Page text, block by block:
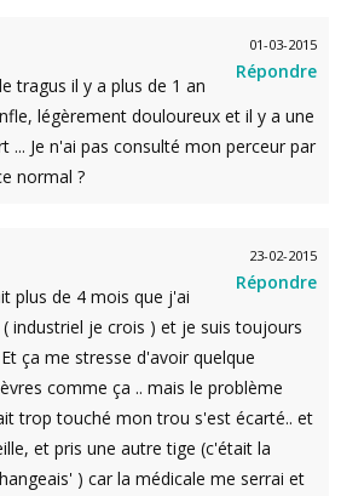
01-03-2015
Répondre
tragus il y a plus de 1 an
légèrement douloureux et il y a une
... Je n'ai pas consulté mon perceur par
normal ?
23-02-2015
Répondre
plus de 4 mois que j'ai
industriel je crois ) et je suis toujours
ça me stresse d'avoir quelque
comme ça .. mais le problème
trop touché mon trou s'est écarté.. et
et pris une autre tige (c'était la
) car la médicale me serrai et